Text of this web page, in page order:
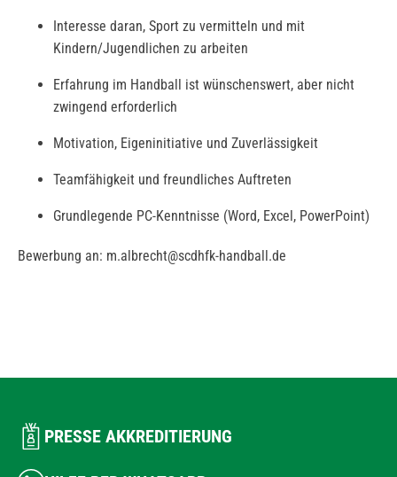
Interesse daran, Sport zu vermitteln und mit
Kindern/Jugendlichen zu arbeiten
Erfahrung im Handball ist wünschenswert, aber nicht
zwingend erforderlich
Motivation, Eigeninitiative und Zuverlässigkeit
Teamfähigkeit und freundliches Auftreten
Grundlegende PC-Kenntnisse (Word, Excel, PowerPoint)
Bewerbung an: m.albrecht@scdhfk-handball.de
PRESSE AKKREDITIERUNG